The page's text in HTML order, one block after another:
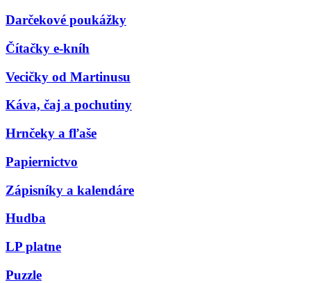
Darčekové poukážky
Čítačky e-kníh
Vecičky od Martinusu
Káva, čaj a pochutiny
Hrnčeky a fľaše
Papiernictvo
Zápisníky a kalendáre
Hudba
LP platne
Puzzle